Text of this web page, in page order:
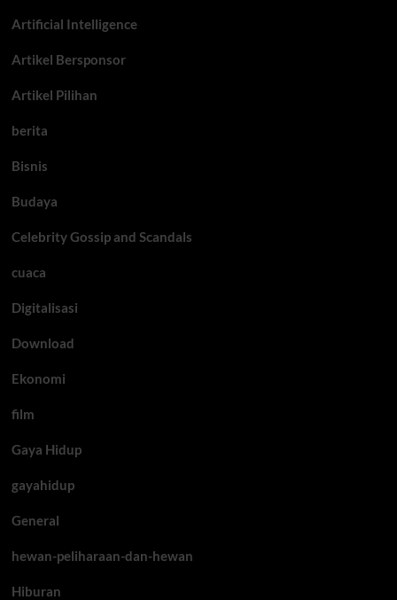
Artificial Intelligence
Artikel Bersponsor
Artikel Pilihan
berita
Bisnis
Budaya
Celebrity Gossip and Scandals
cuaca
Digitalisasi
Download
Ekonomi
film
Gaya Hidup
gayahidup
General
hewan-peliharaan-dan-hewan
Hiburan